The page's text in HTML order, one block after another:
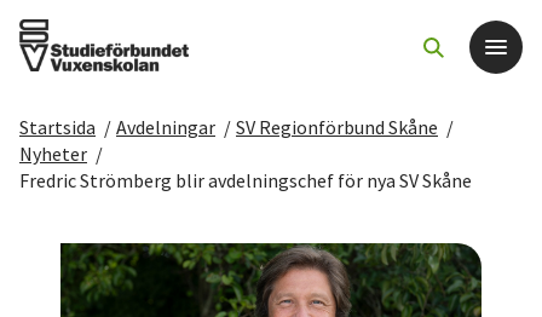
Det här gör vi
Sök kurser och evenemang
Startsida / Avdelningar / SV Regionförbund Skåne /
Nyheter /
Fredric Strömberg blir avdelningschef för nya SV Skåne